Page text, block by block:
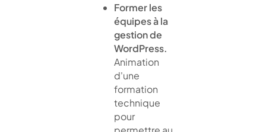
Former les
équipes à la
gestion de
WordPress.
Animation
d'une
formation
technique
pour